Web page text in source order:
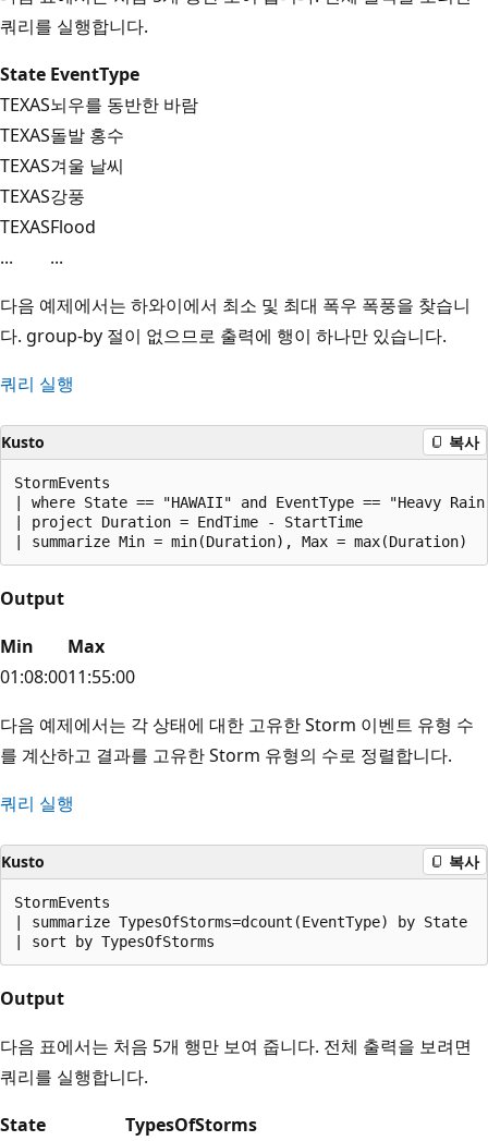
쿼리를 실행합니다.
State EventType
TEXAS뇌우를 동반한 바람
TEXAS돌발 홍수
TEXAS겨울 날씨
TEXAS강풍
TEXASFlood
...
...
다음 예제에서는 하와이에서 최소 및 최대 폭우 폭풍을 찾습니
다. group-by 절이 없으므로 출력에 행이 하나만 있습니다.
쿼리 실행
Kusto 복사
StormEvents
| where State == "HAWAII" and EventType == "Heavy
| project Duration = EndTime - StartTime
Output
Min
Max
01:08:0011:55:00
다음 예제에서는 각 상태에 대한 고유한 Storm 이벤트 유형 수
를 계산하고 결과를 고유한 Storm 유형의 수로 정렬합니다.
쿼리 실행
Kusto 복사
StormEvents
| summarize TypesOfStorms=dcount(EventType) by State
Output
다음 표에서는 처음 5개 행만 보여 줍니다. 전체 출력을 보려면
쿼리를 실행합니다.
State
TypesOfStorms